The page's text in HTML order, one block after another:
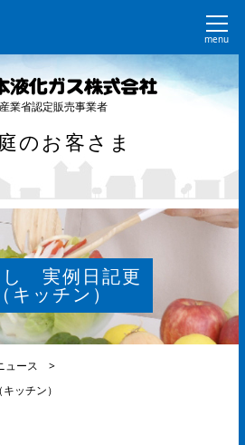
menu
業省認定販売事業者
のお客さま
し 実例日記更
キッチン）
ュース >
ッチン）